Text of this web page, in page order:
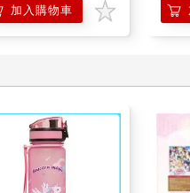
加入購物車